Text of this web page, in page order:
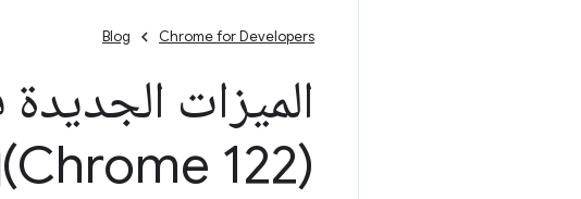
Chrome for Developers
Blog
الميزات
(Chrome 122)